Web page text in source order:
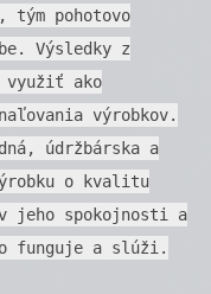
tým pohotovo
Výsledky z
využiť ako
výrobkov.
údržbárska a
o kvalitu
jeho spokojnosti a
funguje a slúži.